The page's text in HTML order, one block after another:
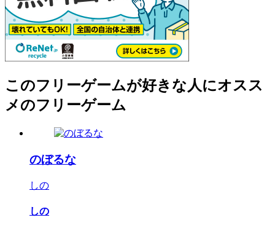
このフリーゲームが好きな人にオスス
メのフリーゲーム
のぼるな
しの
しの